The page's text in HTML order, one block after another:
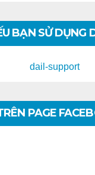
BẠN SỬ DỤNG
PAGE